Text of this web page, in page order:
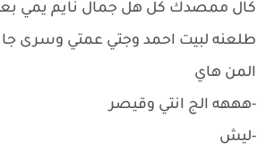
كال ممصدك كل هل جمال نايم يمي
طلعنه لبيت احمد وجتي عمتي وسرى
المن هاي
-هههه الج انتي وقيصر
-ليش